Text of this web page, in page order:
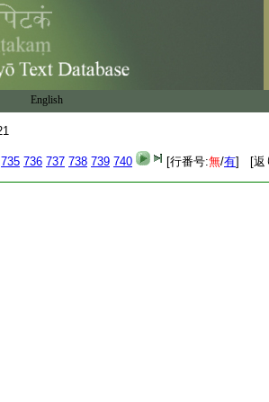
English
735 736 737 738 739 740 [行番号:無/有] [返